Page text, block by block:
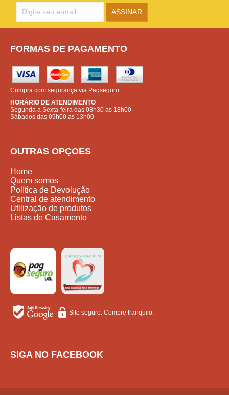
FORMAS DE PAGAMENTO
Compra com segurança via Pagseguro.
HORÁRIO DE ATENDIMENTO
Segunda a Sexta-feira das 08h30 as 18h00
Sábados das 09h00 as 13h00
OUTRAS OPÇOES
Home
Quem somos
Política de Devolução
Central de atendimento
Utilização de produtos
Listas de Casamento
Site seguro. Compre tranquilo.
SIGA NO FACEBOOK